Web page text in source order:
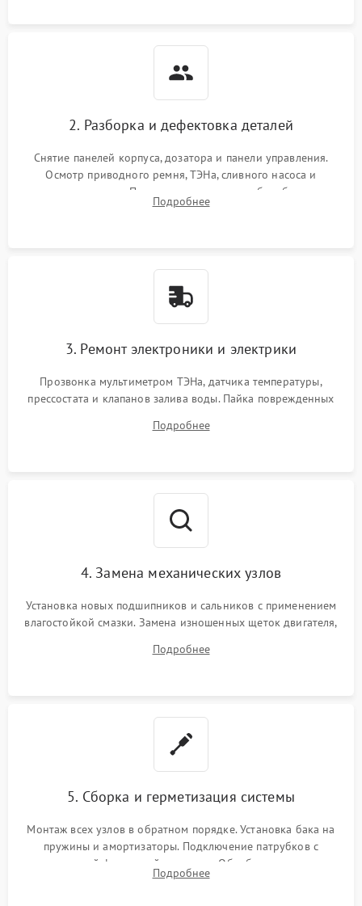
2. Разборка и дефектовка деталей
Снятие панелей корпуса, дозатора и панели управления.
Осмотр приводного ремня, ТЭНа, сливного насоса и
амортизаторов. Проверка подшипников барабана и
крестовины на износ, а манжеты люка на разрывы.
Подробнее
3. Ремонт электроники и электрики
Прозвонка мультиметром ТЭНа, датчика температуры,
прессостата и клапанов залива воды. Пайка поврежденных
Восстановление целостности проводки и контактов.
Подробнее
4. Замена механических узлов
Установка новых подшипников и сальников с применением
влагостойкой смазки. Замена изношенных щеток двигателя,
или поврежденной резиновой манжеты.
Подробнее
5. Сборка и герметизация системы
Монтаж всех узлов в обратном порядке. Установка бака на
пружины и амортизаторы. Подключение патрубков с
надежной фиксацией хомутами. Обработка стыков
герметиком для предотвращения возможных протечек воды.
Подробнее